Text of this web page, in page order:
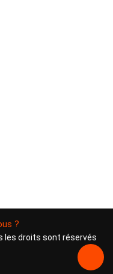
?
les droits sont réservés